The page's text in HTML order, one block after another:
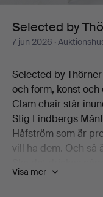
Selected by
7 jun 2026 ·
Selected by
och form, konst
Clam chair står
Stig Lindbergs
Håfström som är
vill ha dem. Och så
vägg att det
Visa mer